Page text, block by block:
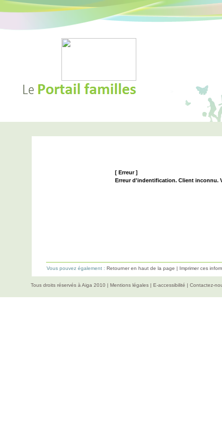
[ Erreur ]
Erreur d'indentification. Client inconnu.
Vous pouvez également : Retourner en haut de la page | Imprimer ces
Tous droits réservés à Aiga 2010 | Mentions légales| E-accessibilité | Contactez-